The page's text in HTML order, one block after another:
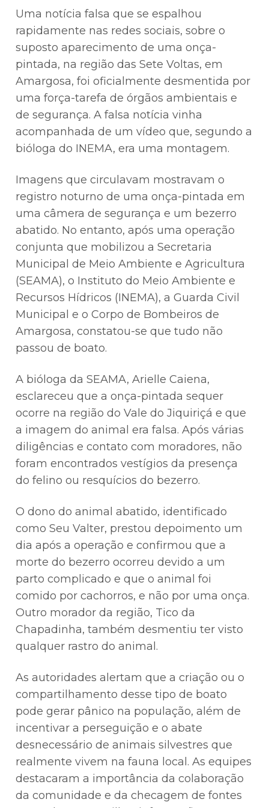
Uma notícia falsa que se espalhou
rapidamente nas redes sociais, sobre o
suposto aparecimento de uma onça-
pintada, na região das Sete Voltas, em
Amargosa, foi oficialmente desmentida por
uma força-tarefa de órgãos ambientais e
de segurança. A falsa notícia vinha
acompanhada de um vídeo que, segundo a
bióloga do INEMA, era uma montagem.
Imagens que circulavam mostravam o
registro noturno de uma onça-pintada em
uma câmera de segurança e um bezerro
abatido. No entanto, após uma operação
conjunta que mobilizou a Secretaria
Municipal de Meio Ambiente e Agricultura
(SEAMA), o Instituto do Meio Ambiente e
Recursos Hídricos (INEMA), a Guarda Civil
Municipal e o Corpo de Bombeiros de
Amargosa, constatou-se que tudo não
passou de boato.
A bióloga da SEAMA, Arielle Caiena,
esclareceu que a onça-pintada sequer
ocorre na região do Vale do Jiquiriçá e que
a imagem do animal era falsa. Após várias
diligências e contato com moradores, não
foram encontrados vestígios da presença
do felino ou resquícios do bezerro.
O dono do animal abatido, identificado
como Seu Valter, prestou depoimento um
dia após a operação e confirmou que a
morte do bezerro ocorreu devido a um
parto complicado e que o animal foi
comido por cachorros, e não por uma onça.
Outro morador da região, Tico da
Chapadinha, também desmentiu ter visto
qualquer rastro do animal.
As autoridades alertam que a criação ou o
compartilhamento desse tipo de boato
pode gerar pânico na população, além de
incentivar a perseguição e o abate
desnecessário de animais silvestres que
realmente vivem na fauna local. As equipes
destacaram a importância da colaboração
da comunidade e da checagem de fontes